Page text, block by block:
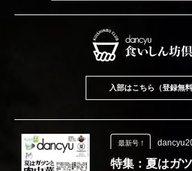
入部はこちら（登録無料
最新号！
特集：夏はガ